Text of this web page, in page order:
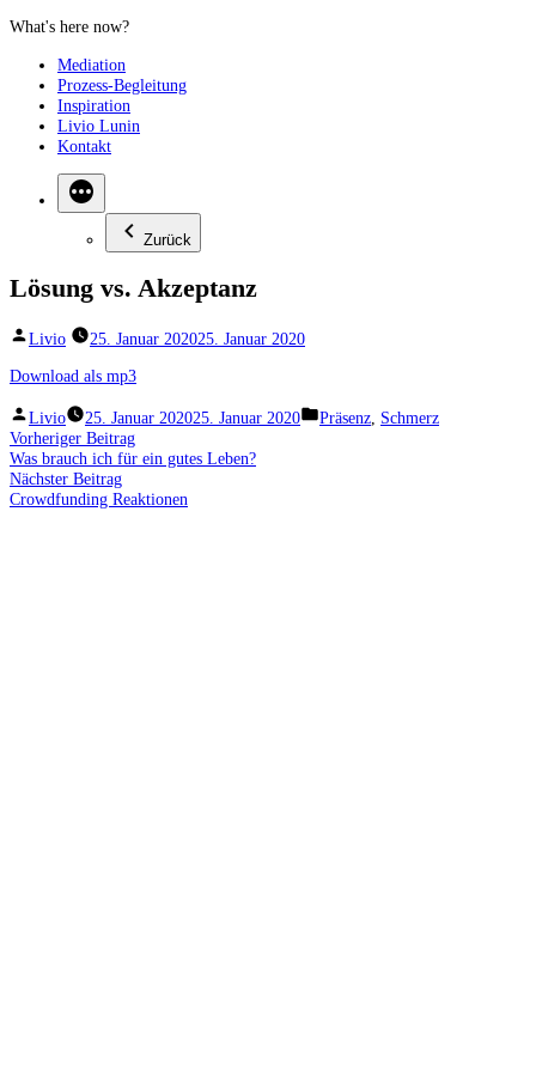
Zum
springenMediation
Prozess-Begleitung
Inspiration
Livio Lunin
Kontakt
Zurück
Lösung vs. Akzeptanz
Veröffentlicht
Livio 25. Januar 202025. Januar 2020
Download als mp3
Veröffentlicht
von
Livio 25. Januar 202025. Januar 2020
Veröffentlicht
Präsenz Schmerz
Beitragsnavigation
Vorheriger BeitragVorheriger
Beitrag:
Was brauch ich für ein gutes Leben?
Nächster BeitragNächster
Beitrag:
Crowdfunding Reaktionen